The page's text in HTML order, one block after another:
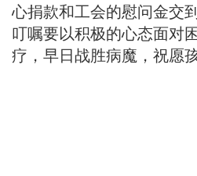
心捐款和工会的慰问金交
叮嘱要以积极的心态面对
疗，早日战胜病魔，祝愿